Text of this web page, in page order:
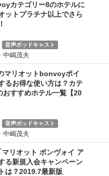
カテゴリー8のホテルに
ットプラチナ以上でさら
音声ポッドキャスト
中嶋茂夫
マリオットbonvoyポイ
るお得な使い方は？カテ
おすすめホテル一覧【20
音声ポッドキャスト
中嶋茂夫
リオット ボンヴォイ ア
る新規入会キャンペーン
は？2019.7最新版